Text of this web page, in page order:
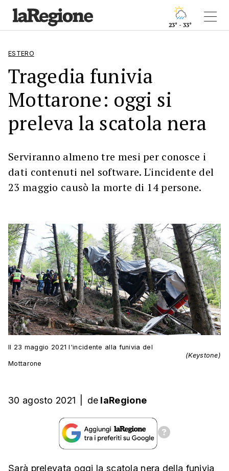
23° - 33°
ESTERO
Tragedia funivia
Mottarone: oggi si
preleva la scatola nera
Serviranno almeno tre mesi per conosce i
dati contenuti nel software. L'incidente del
23 maggio causò la morte di 14 persone.
Il 23 maggio 2021 l'incidente alla funivia del
Mottarone
(Keystone)
30 agosto 2021 de laRegione
Sarà prelevata oggi la scatola nera della funivia